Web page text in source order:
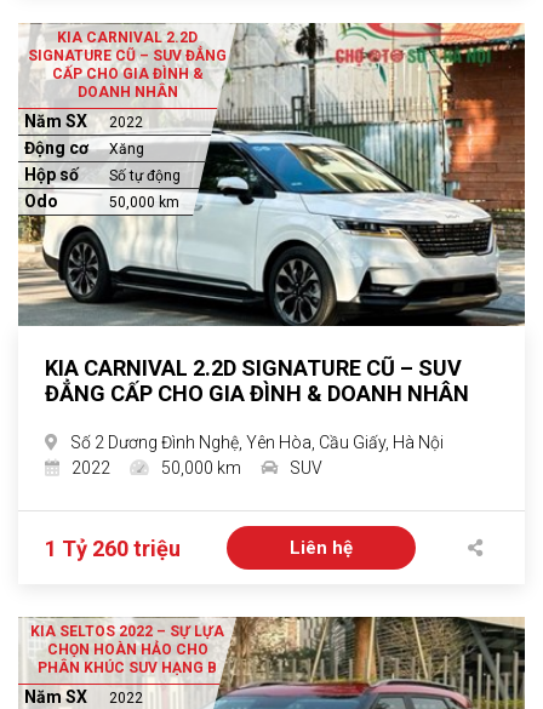
KIA CARNIVAL 2.2D
SIGNATURE CŨ – SUV ĐẲNG
CẤP CHO GIA ĐÌNH &
DOANH NHÂN
Năm SX 2022
Động cơ Xăng
Hộp số Số tự động
Odo 50,000 km
KIA CARNIVAL 2.2D SIGNATURE CŨ – SUV
ĐẲNG CẤP CHO GIA ĐÌNH & DOANH NHÂN
Số 2 Dương Đình Nghệ, Yên Hòa, Cầu Giấy, Hà Nội
2022
50,000 km SUV
1 Tỷ 260 triệu Liên hệ
KIA SELTOS 2022 – SỰ LỰA
CHỌN HOÀN HẢO CHO
PHÂN KHÚC SUV HẠNG B
Năm SX 2022